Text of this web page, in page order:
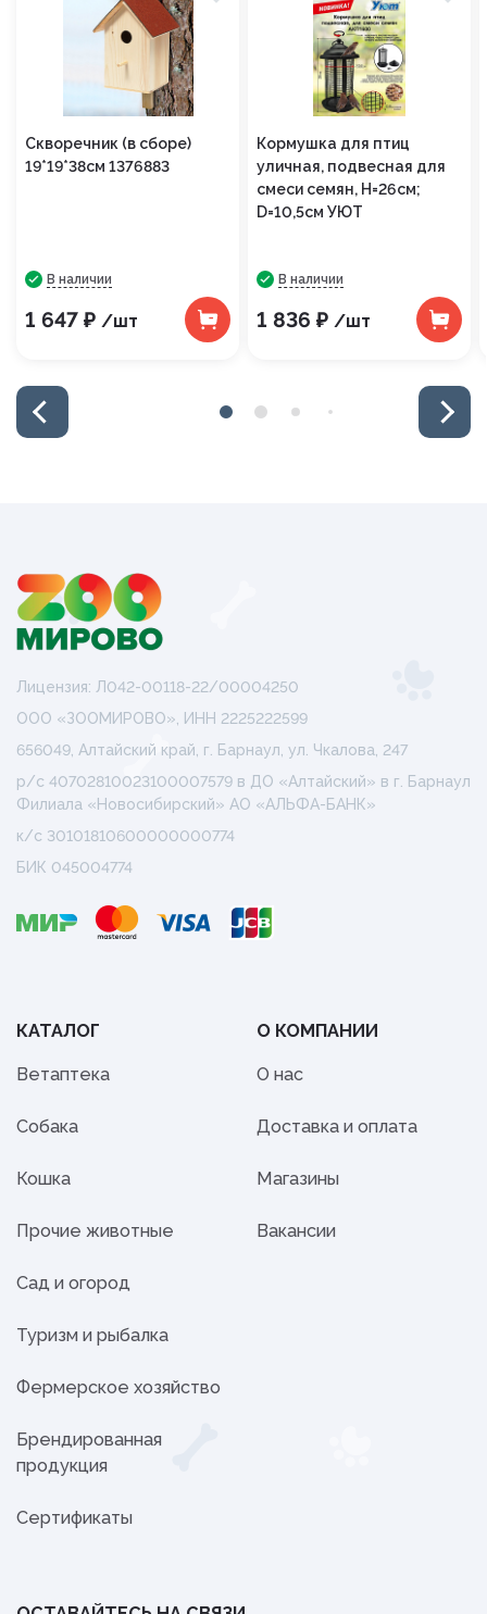
Скворечник (в сборе)
19*19*38см 1376883
В наличии
1 647 ₽ /шт
Кормушка для птиц
уличная, подвесная для
смеси семян, H=26см;
D=10,5см УЮТ
В наличии
1 836 ₽ /шт
Лицензия: Л042-00118-22/00004250
ООО «ЗООМИРОВО», ИНН 2225222599
656049, Алтайский край, г. Барнаул, ул. Чкалова, 247
р/с 40702810023100007579 в ДО «Алтайский» в г. Барнаул
Филиала «Новосибирский» АО «АЛЬФА-БАНК»
к/с 30101810600000000774
БИК 045004774
КАТАЛОГ
Ветаптека
Собака
Кошка
Прочие животные
Сад и огород
Туризм и рыбалка
Фермерское хозяйство
Брендированная
продукция
Сертификаты
О КОМПАНИИ
О нас
Доставка и оплата
Магазины
Вакансии